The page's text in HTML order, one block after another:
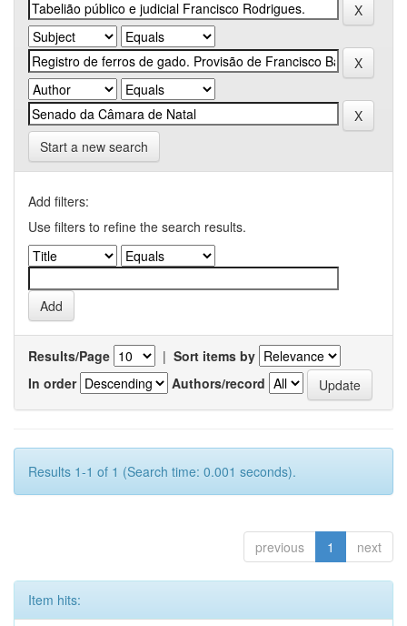
Start a new search
Add filters:
Use filters to refine the search results.
Results/Page | Sort items by
In order
Authors/record
Results 1-1 of 1 (Search time: 0.001 seconds).
previous 1 next
Item hits: